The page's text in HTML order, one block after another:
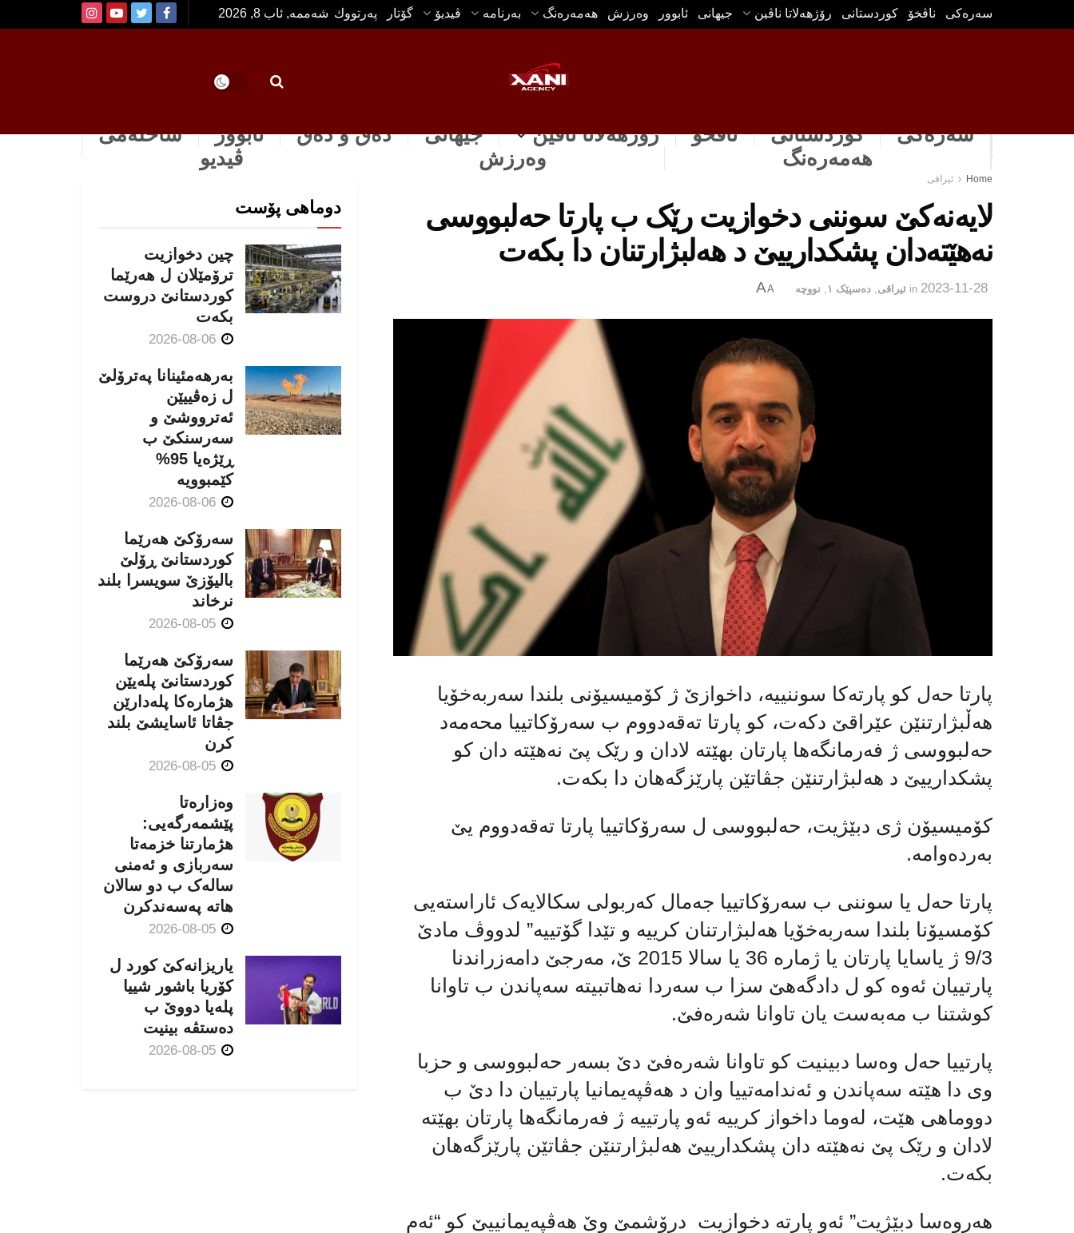
سه‌ره‌كی ناڤخۆ كوردستانى رۆژهه‌لاتا ناڤین جیهانی ئابوور وه‌رزش هه‌مه‌ره‌نگ بەرنامە ڤیدیۆ گۆتار په‌رتووك شەممە, ئاب 8, 2026
سەرەکی كوردستانى ناڤخۆ رۆژهه‌لاتا ناڤین جیهانی دەق و دەق ئابوور
ساخله‌می
هه‌مه‌ره‌نگ
وه‌رزش ڤیدیو
Home ئیراقی
لایه‌نه‌كێ سوننی دخوازیت رێک ب پارتا حەلبووسی
نەهێتەدان پشکدارییێ د هەلبژارتنان دا بكه‌ت
2023-11-28
in ئیراقی دەسپێک ١ نووچه‌ A
A
پارتا حەل کو پارته‌كا سوننییە، داخوازێ ژ کۆمیسیۆنی بلندا سەربەخۆیا
هەڵبژارتنێن عێراقێ دكه‌ت، كو پارتا تەقەدووم ب سەرۆکاتییا محەمەد
حەلبووسی ژ فەرمانگەها پارتان بهێته‌ لادان و رێک پێ نەهێتە دان كو
پشکدارییێ د هەلبژارتنێن جڤاتێن پارێزگه‌هان دا بكه‌ت.
کۆمیسیۆن ژی دبێژیت، حەلبووسی ل سەرۆکاتییا پارتا تەقەدووم یێ
بەردەوامە.
پارتا حەل یا سوننی ب سەرۆکاتییا جەمال کەربولی سکالایەک ئاراستەیی
کۆمسیۆنا بلندا سه‌ربه‌خۆیا هەلبژارتنان کرییە و تێدا گۆتییه‌” لدووڤ مادێ
9/3 ژ یاسایا پارتان یا ژمارە 36 یا سالا 2015 ێ، مەرجێ دامەزراندنا
پارتییان ئەوە کو ل دادگەهێ سزا ب سەردا نەهاتبیتە سەپاندن ب تاوانا
کوشتنا ب مەبەست یان تاوانا شەرەفێ.
پارتییا حەل وەسا دبینیت کو تاوانا شەرەفێ دێ بسەر حەلبووسی و حزبا
وی دا هێتە سەپاندن و ئەندامەتییا وان د هەڤپەیمانیا پارتییان دا دێ ب
دووماهی هێت، لەوما داخواز کرییە ئەو پارتییە ژ فەرمانگەها پارتان بهێتە
لادان و رێک پێ نەهێتە دان پشکدارییێ هەلبژارتنێن جڤاتێن پارێزگەهان
بكه‌ت.
هەروه‌سا دبێژیت” ئه‌و پارته‌ دخوازیت درۆشمێ وێ هه‌ڤپەیمانییێ کو “ئه‌م
دوماهی پۆست
چین دخوازیت
ترۆمێلان ل هەرێما
كوردستانێ دروست
بكەت
بەرهەمئینانا په‌ترۆلێ
ل زه‌ڤییێن
ئەترووشێ و
سەرسنكێ ب
ڕێژەیا 95%
كێمبوویە
سەرۆکێ هەرێما
کوردستانێ ڕۆلێ
بالیۆزێ سویسرا بلند
نرخاند
سەرۆکێ هەرێما
کوردستانێ پلەیێن
هژمارەكا پلەدارێن
جڤاتا ئاسایشێ بلند
كرن
وەزارەتا
پێشمەرگەیی:
هژمارتنا خزمەتا
سەربازی و ئەمنی
سالەک ب دو سالان
هاتە پەسەندكرن
یاریزانەكێ کورد ل
کۆریا باشور شییا
پلەیا دووێ ب
دەستڤە بینیت